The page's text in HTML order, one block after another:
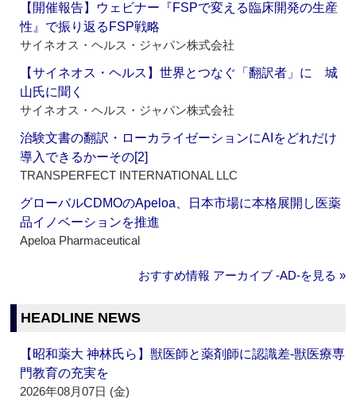
【開催報告】ウェビナー『FSPで変える臨床開発の生産
性』で振り返るFSP戦略
サイネオス・ヘルス・ジャパン株式会社
【サイネオス・ヘルス】世界とつなぐ「翻訳者」に 城
山氏に聞く
サイネオス・ヘルス・ジャパン株式会社
治験文書の翻訳・ローカライゼーションにAIをどれだけ
導入できるかーその[2]
TRANSPERFECT INTERNATIONAL LLC
グローバルCDMOのApeloa、日本市場に本格展開し医薬
品イノベーションを推進
Apeloa Pharmaceutical
おすすめ情報 アーカイブ ‐AD‐を見る »
HEADLINE NEWS
【昭和薬大 神林氏ら】獣医師と薬剤師に認識差‐獣医療専
門教育の充実を
2026年08月07日 (金)